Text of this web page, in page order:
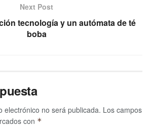
Next Post
tecnología y un autómata de té
boba
electrónico no será publicada. Los campos
con *